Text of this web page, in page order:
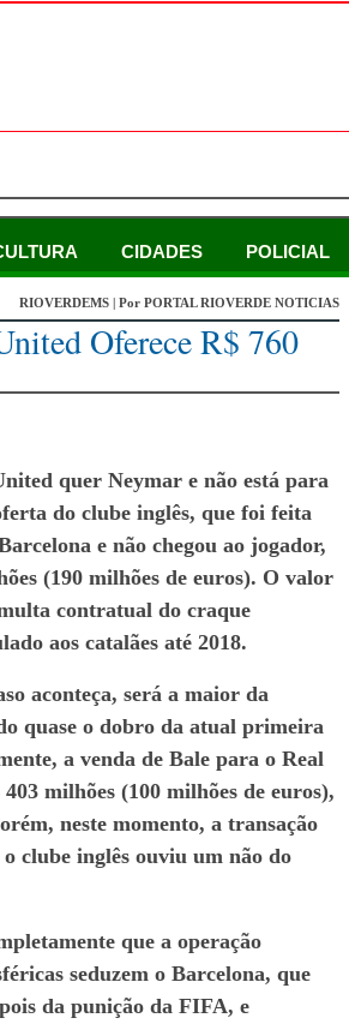
CIDADES POLICIAL
RIOVERDEMS | Por PORTAL RIOVERDE NOTICIAS
Oferece R$ 760
quer Neymar e não está para
do clube inglês, que foi feita
e não chegou ao jogador,
(190 milhões de euros). O valor
contratual do craque
aos catalães até 2018.
aconteça, será a maior da
quase o dobro da atual primeira
a venda de Bale para o Real
milhões (100 milhões de euros),
neste momento, a transação
clube inglês ouviu um não do
que a operação
seduzem o Barcelona, que
da punição da FIFA, e